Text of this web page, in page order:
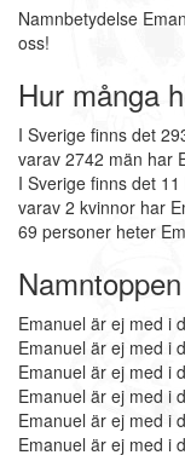
Namnbetydelse
oss!
Hur många
I Sverige finns det
varav 2742 män har
I Sverige finns det
varav 2 kvinnor har
69 personer heter
Emanuel är ej med i
Emanuel är ej med i
Emanuel är ej med i
Emanuel är ej med i
Emanuel är ej med i
Emanuel är ej med i